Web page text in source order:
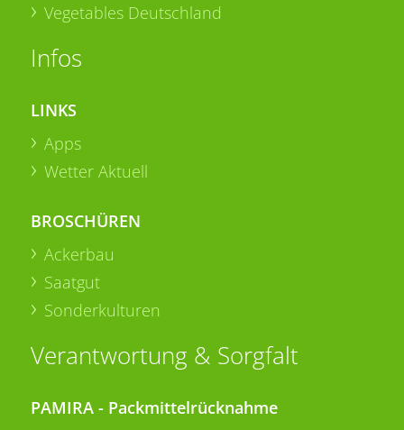
Vegetables Deutschland
Infos
LINKS
Apps
Wetter Aktuell
BROSCHÜREN
Ackerbau
Saatgut
Sonderkulturen
Verantwortung & Sorgfalt
PAMIRA - Packmittelrücknahme